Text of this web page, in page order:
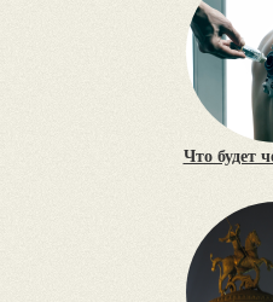
Что будет